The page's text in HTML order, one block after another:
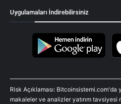
Uygulamaları İndirebilirsiniz
Risk Açıklaması: Bitcoinsistemi.com'da
makaleler ve analizler yatırım